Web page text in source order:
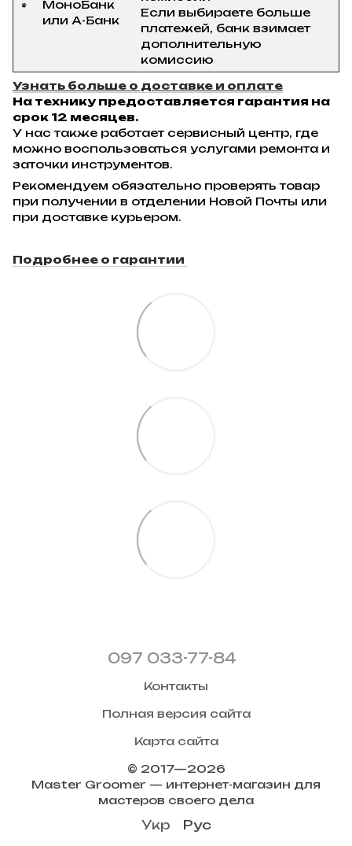
МоноБанк
или А-Банк
Если выбираете больше
платежей, банк взимает
дополнительную
комиссию
Узнать больше о доставке и оплате
На технику предоставляется гарантия на
срок 12 месяцев.
У нас также работает сервисный центр, где
можно воспользоваться услугами ремонта и
заточки инструментов.
Рекомендуем обязательно проверять товар
при получении в отделении Новой Почты или
при доставке курьером.
Подробнее о гарантии
097 033-77-84
Контакты
Полная версия сайта
Карта сайта
© 2017—2026
Master Groomer — интернет-магазин для
мастеров своего дела
Укр Рус